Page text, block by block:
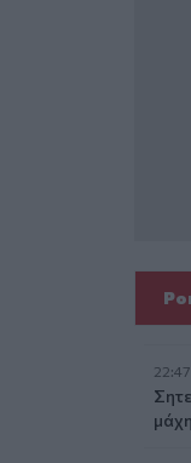
22:47